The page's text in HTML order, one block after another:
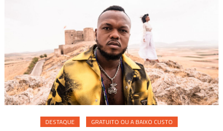
Djonga,
entre
outras
atrações
no
Mirante
Beagá
DESTAQUE GRATUITO OU A BAIXO CUSTO